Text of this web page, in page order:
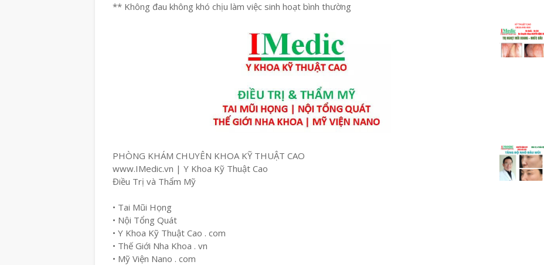
** Không đau không khó chịu làm việc sinh hoạt bình thường
PHÒNG KHÁM CHUYÊN KHOA KỸ THUẬT CAO
www.IMedic.vn | Y Khoa Kỹ Thuật Cao
Điều Trị và Thẩm Mỹ
• Tai Mũi Họng
• Nội Tổng Quát
• Y Khoa Kỹ Thuật Cao . com
• Thế Giới Nha Khoa . vn
• Mỹ Viện Nano . com